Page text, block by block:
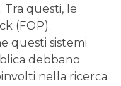
questi, le
(FOP).
questi sistemi
debbano
nella ricerca